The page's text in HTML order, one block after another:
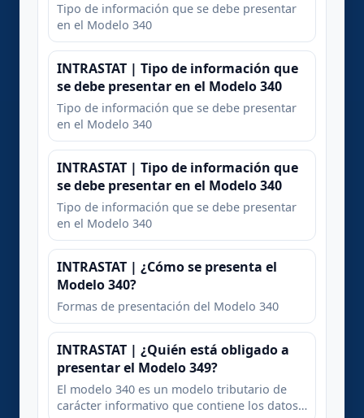
Tipo de información que se debe presentar
en el Modelo 340
INTRASTAT | Tipo de información que
se debe presentar en el Modelo 340
Tipo de información que se debe presentar
en el Modelo 340
INTRASTAT | Tipo de información que
se debe presentar en el Modelo 340
Tipo de información que se debe presentar
en el Modelo 340
INTRASTAT | ¿Cómo se presenta el
Modelo 340?
Formas de presentación del Modelo 340
INTRASTAT | ¿Quién está obligado a
presentar el Modelo 349?
El modelo 340 es un modelo tributario de
carácter informativo que contiene los datos